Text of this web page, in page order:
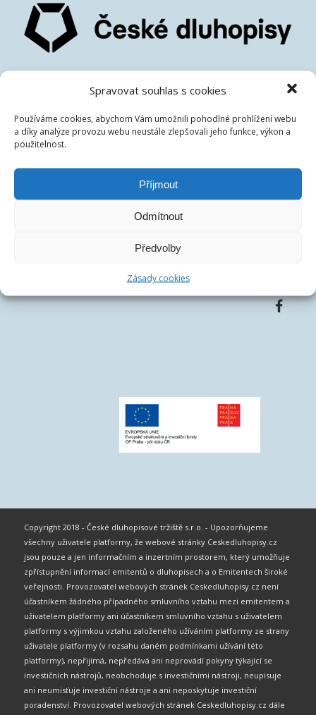
Spravovat souhlas s cookies
Používáme cookies, abychom Vám umožnili pohodlné prohlížení webu
a díky analýze provozu webu neustále zlepšovali jeho funkce, výkon a
použitelnost.
Příjmout
Odmítnout
Předvolby
Zásady cookies
Centrála společnosti:Francouzská 75/4, 12000 Praha
Telefon:+420 770 163 226
Copyright 2018 - České dluhopisové tržiště s.r.o. - Upozorňujeme
všechny uživatele platformy, že webové stránky Ceskedluhopisy.cz
jsou pouze a jen informačním a inzertním prostorem, který umožňuje
zpřístupnění informací emitentů o dluhopisech a o Emitentech široké
veřejnosti. Provozovatel webových stránek Ceskedluhopisy.cz není
účastníkem žádného případného smluvního vztahu mezi emitentem a
uživatelem platformy ani účastníkem smluvního vztahu s uživatelem
platformy s výjimkou vztahu založeného užíváním platformy ze strany
uživatele platformy (v rozsahu daném podmínkami užívání této
platformy), nepřijímá, nepředává ani neprovádí pokyny týkající se
investičních nástrojů, neobchoduje s investičními nástroji, neupisuje
ani neumisťuje investiční nástroje a ani neposkytuje investiční
poradenství. Provozovatel webových stránek Ceskedluhopisy.cz dále